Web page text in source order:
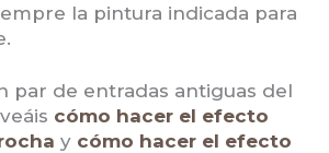
la pintura indicada para
par de entradas antiguas del
cómo hacer el efecto
y cómo hacer el efecto